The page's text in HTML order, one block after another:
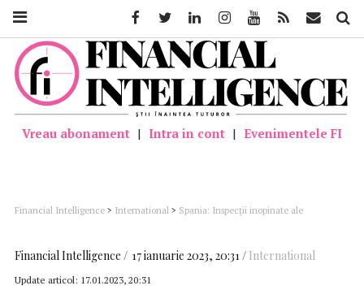
Vreau abonament | Intra in cont | Evenimentele FI
Financial Intelligence > International > Spania: Inspecţii inopinate ale
Financial Intelligence 17 ianuarie 2023, 20:31 International
Update articol: 17.01.2023, 20:31
FacebookTwitter LinkedinInstagramYoutube Feed Mail